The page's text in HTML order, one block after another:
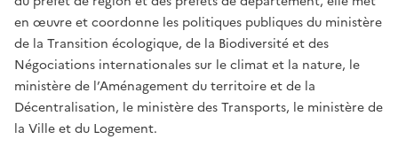
en œuvre et coordonne les politiques publiques du ministère
de la Transition écologique, de la Biodiversité et des
Négociations internationales sur le climat et la nature, le
ministère de l’Aménagement du territoire et de la
Décentralisation, le ministère des Transports, le ministère de
la Ville et du Logement.